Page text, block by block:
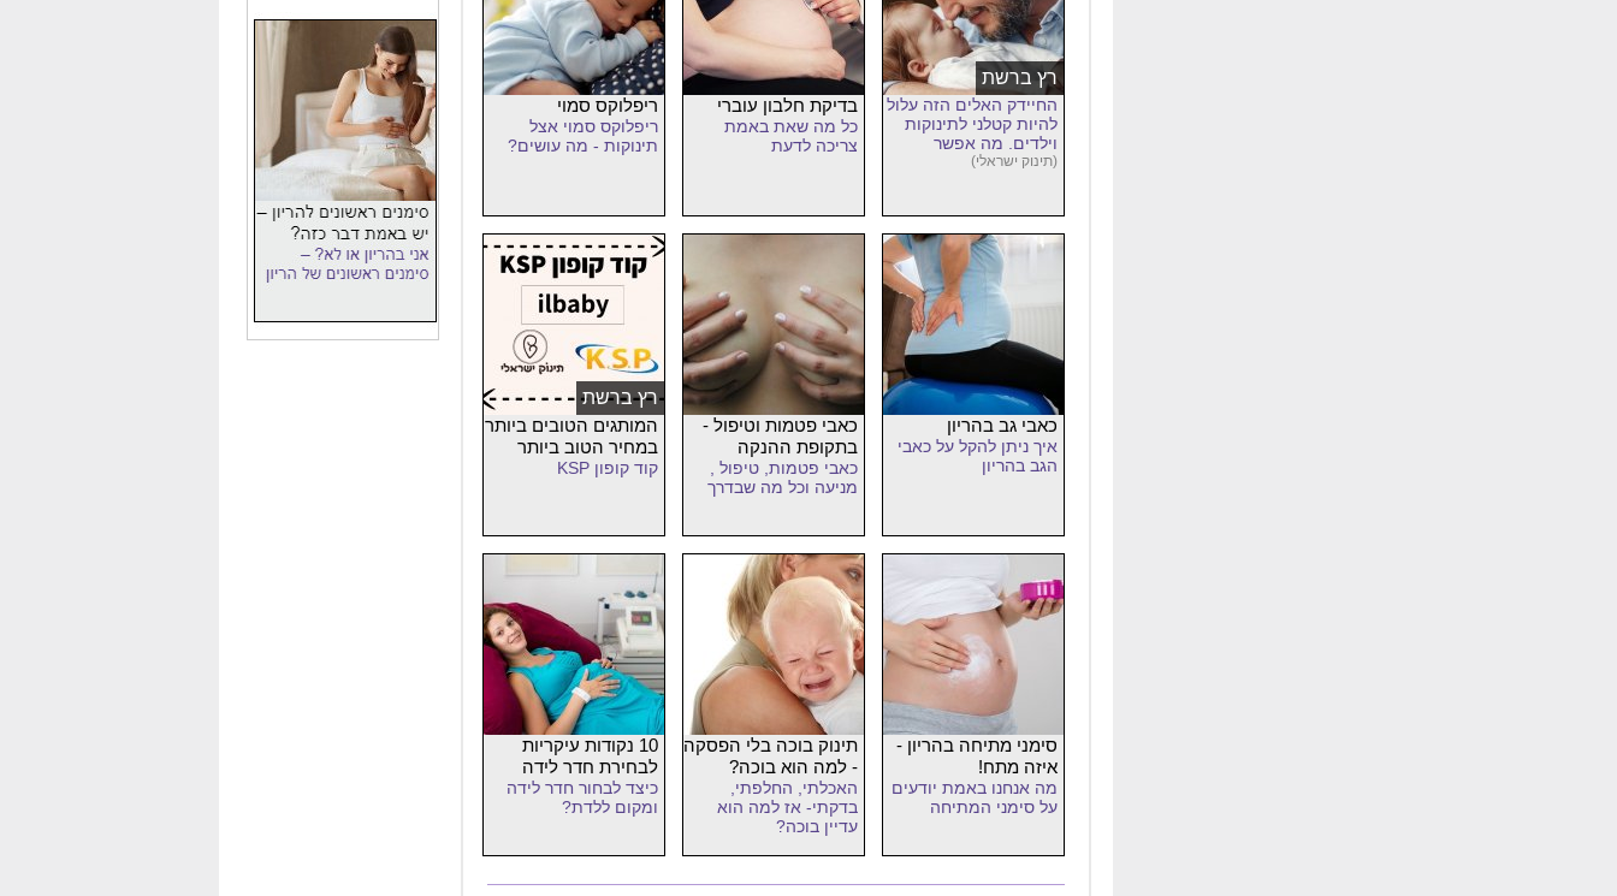
רץ ברשת
החיידק האלים הזה עלול
להיות קטלני לתינוקות
וילדים. מה אפשר
לעשות?
(תינוק ישראלי)
בדיקת חלבון עוברי
כל מה שאת באמת
צריכה לדעת
ריפלוקס סמוי
ריפלוקס סמוי אצל
תינוקות - מה עושים?
כאבי גב בהריון
איך ניתן להקל על כאבי
הגב בהריון
כאבי פטמות וטיפול -
בתקופת ההנקה
כאבי פטמות, טיפול ,
מניעה וכל מה שבדרך
רץ ברשת
המותגים הטובים ביותר
במחיר הטוב ביותר
קוד קופון KSP
סימני מתיחה בהריון -
איזה מתח!
מה אנחנו באמת יודעים
על סימני המתיחה
תינוק בוכה בלי הפסקה
- למה הוא בוכה?
האכלתי, החלפתי,
בדקתי- אז למה הוא
עדיין בוכה?
10 נקודות עיקריות
לבחירת חדר לידה
כיצד לבחור חדר לידה
ומקום ללדת?